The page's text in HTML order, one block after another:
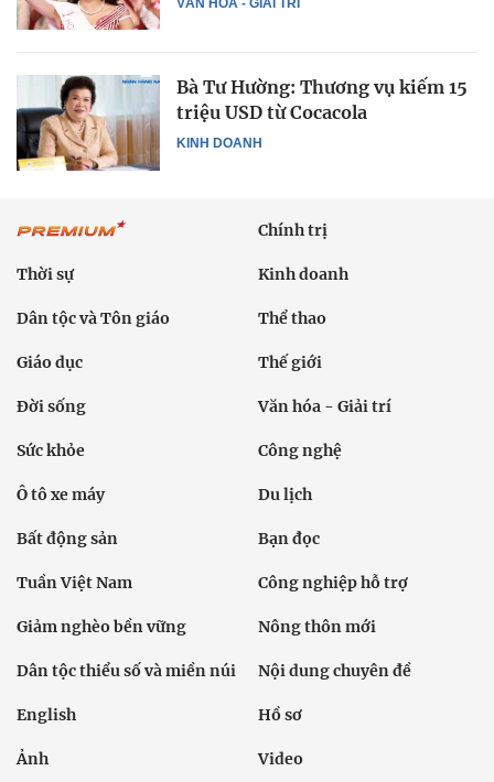
VĂN HÓA - GIẢI TRÍ
KINH DOANH
Bà Tư Hường: Thương vụ kiếm 15
triệu USD từ Cocacola
Chính trị
Thời sự Kinh doanh
Dân tộc và Tôn giáo Thể thao
Giáo dục Thế giới
Đời sống Văn hóa - Giải trí
Sức khỏe Công nghệ
Ô tô xe máy Du lịch
Bất động sản Bạn đọc
Tuần Việt Nam Công nghiệp hỗ trợ
Giảm nghèo bền vững Nông thôn mới
Dân tộc thiểu số và miền núi Nội dung chuyên đề
English Hồ sơ
Ảnh Video